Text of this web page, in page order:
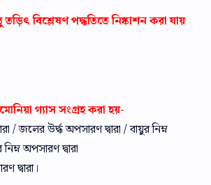
বিশ্লেষণ পদ্ধতিতে নিষ্কাশন করা যায়
গ্যাস সংগ্রহ করা হয়-
/ জলের উর্দ্ধ অপসারণ দ্বারা / বায়ুর নিম্ন
অপসারণ দ্বারা
দ্বারা।